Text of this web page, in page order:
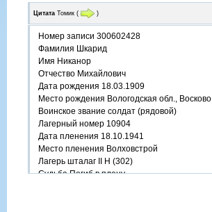
Цитата Томик ( )
Номер записи 300602428
Фамилия Шкарид
Имя Никанор
Отчество Михайлович
Дата рождения 18.03.1909
Место рождения Вологодская обл., Восково
Воинское звание солдат (рядовой)
Лагерный номер 10904
Дата пленения 18.10.1941
Место пленения Волховстрой
Лагерь шталаг II H (302)
Судьба Погиб в плену